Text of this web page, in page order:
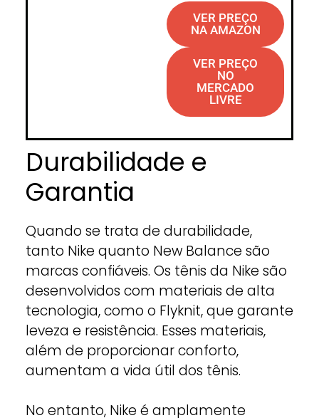
VER PREÇO
NA AMAZON
VER PREÇO
NO
MERCADO
LIVRE
Durabilidade e
Garantia
Quando se trata de durabilidade,
tanto Nike quanto New Balance são
marcas confiáveis. Os tênis da Nike são
desenvolvidos com materiais de alta
tecnologia, como o Flyknit, que garante
leveza e resistência. Esses materiais,
além de proporcionar conforto,
aumentam a vida útil dos tênis.
No entanto, Nike é amplamente